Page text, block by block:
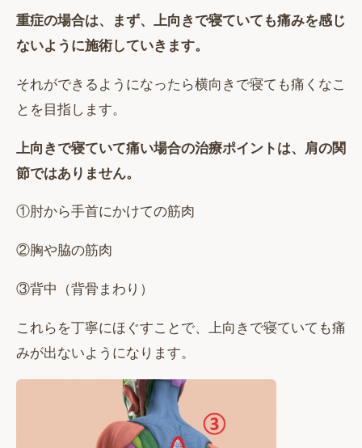
重症の場合は、まず、上向きで寝ていても痛みを感じ
ないように施術していきます。
それができるようになったら横向きで寝ても痛くなこ
とを目指します。
上向きで寝ていて痛い場合の治療ポイントは、肩の関
節ではありません。
①肘から手首にかけての筋肉
②胸や脇の筋肉
③背中（背骨まわり）
これらを丁寧にほぐすことで、上向きで寝ていても痛
みが出ないようになります。